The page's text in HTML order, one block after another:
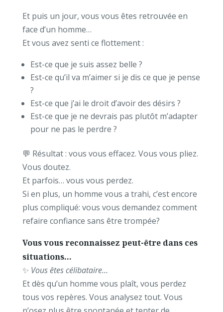
Et puis un jour, vous vous êtes retrouvée en
face d’un homme…
Et vous avez senti ce flottement :
Est-ce que je suis assez belle ?
Est-ce qu’il va m’aimer si je dis ce que je pense
?
Est-ce que j’ai le droit d’avoir des désirs ?
Est-ce que je ne devrais pas plutôt m’adapter
pour ne pas le perdre ?
💬 Résultat : vous vous effacez. Vous vous pliez.
Vous doutez.
Et parfois… vous vous perdez.
Si en plus, un homme vous a trahi, c’est encore
plus compliqué: vous vous demandez comment
refaire confiance sans être trompée?
Vous vous reconnaissez peut-être dans ces
situations…
✨ Vous êtes célibataire…
Et dès qu’un homme vous plaît, vous perdez
tous vos repères. Vous analysez tout. Vous